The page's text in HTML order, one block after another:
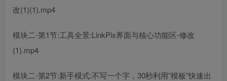
改(1)(1).mp4
模块二-第1节:工具全景:LinkPix界面与核心功能区-修改
(1).mp4
模块二-第2节:新手模式:不写一个字，30秒利用”模板”快速出